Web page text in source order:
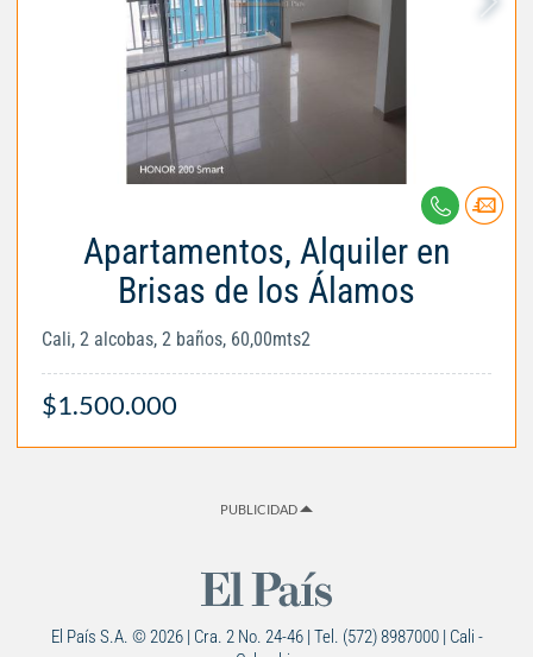
Apartamentos, Alquiler en
Brisas de los Álamos
Cali, 2 alcobas, 2 baños, 60,00mts2
$1.500.000
PUBLICIDAD
El País S.A. © 2026 | Cra. 2 No. 24-46 | Tel. (572) 8987000 | Cali -